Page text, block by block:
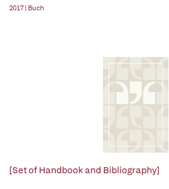
2017 | Buch
[Set of Handbook and Bibliography]